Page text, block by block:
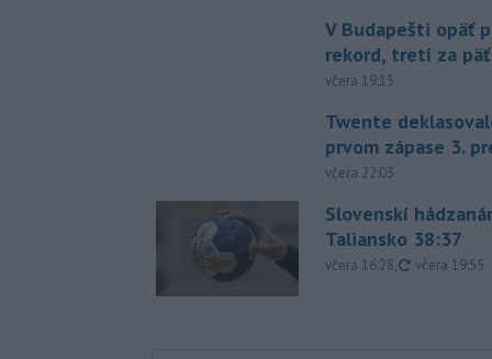
V Budapešti opäť
rekord, tretí za
včera 19:15
Twente
prvom zápase 3.
včera 22:03
Slovenskí
Taliansko 38:37
včera 16:28, aktualizované
včera 19:55